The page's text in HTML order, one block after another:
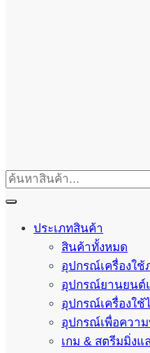
ประเภทสินค้า
สินค้าทั้งหมด
อุปกรณ์เครื่องใช้
อุปกรณ์ยานยนต์
อุปกรณ์เครื่องใช้
อุปกรณ์เพื่อความ
เกม & สตรีมมิ่งแ